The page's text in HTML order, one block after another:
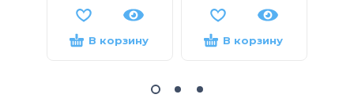
В корзину В корзину